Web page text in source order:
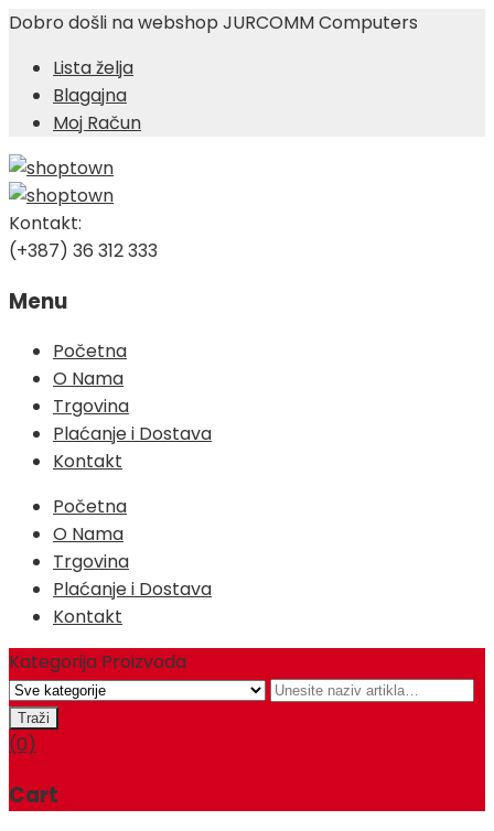
Dobro došli na webshop JURCOMM Computers
Lista želja
Blagajna
Moj Račun
Kontakt:
(+387) 36 312 333
Menu
Skip
content
Početna
O Nama
Trgovina
Plaćanje i Dostava
Kontakt
Početna
O Nama
Trgovina
Plaćanje i Dostava
Kontakt
Kategorija Proizvoda
(0)
Cart